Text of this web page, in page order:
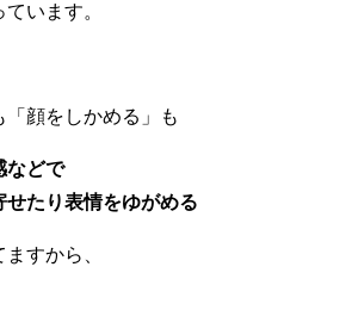
います。
「顔をしかめる」も
などで
せたり表情をゆがめる
すから、